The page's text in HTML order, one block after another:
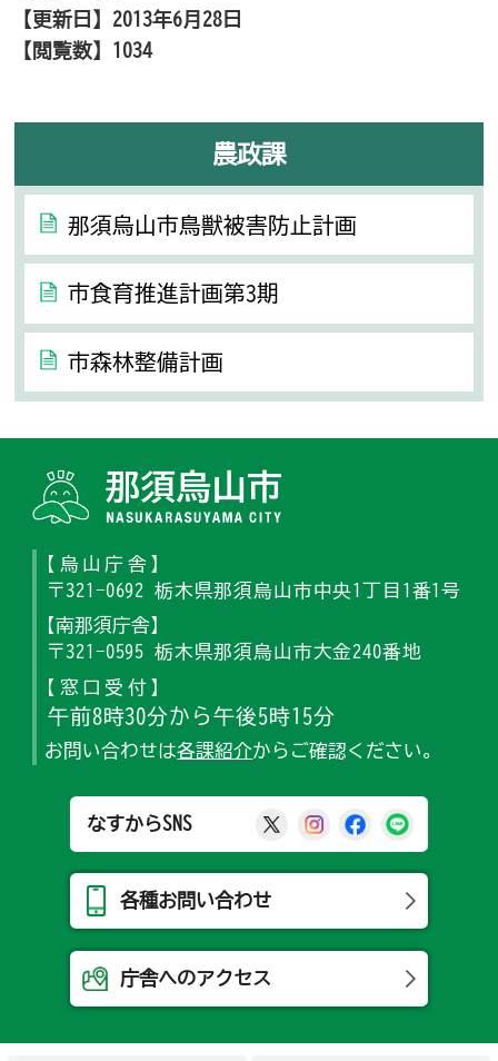
【更新日】 2013年6月28日
【閲覧数】 1034
農政課
那須烏山市鳥獣被害防止計画
市食育推進計画第3期
市森林整備計画
【烏山庁舎】
〒321-0692 栃木県那須烏山市中央1丁目1番1号
【南那須庁舎】
〒321-0595 栃木県那須烏山市大金240番地
【窓口受付】
午前8時30分から午後5時15分
お問い合わせは各課紹介からご確認ください。
なすからSNS 那須烏山市公式X
那須烏山市公式
那須烏山市
各種お問い合わせ
庁舎へのアクセス